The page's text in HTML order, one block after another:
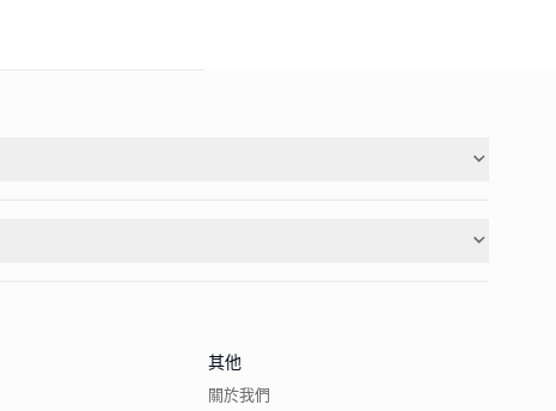
其他
關於我們